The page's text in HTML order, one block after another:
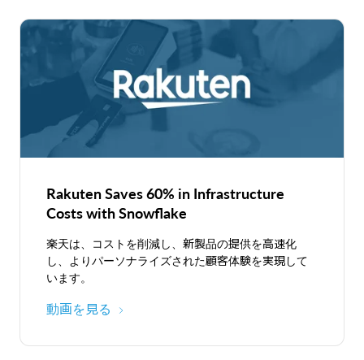
きます。
AutoMLプラットフォームでは、説明可能性、倫理的なAI
の検討、自動化されたプロセスと人間の専門知識や監視
を組み合わせたハイブリッドアプローチへの注力が進ん
Rakuten Saves 60% in Infrastructure
Costs with Snowflake
楽天は、コストを削減し、新製品の提供を高速化
し、よりパーソナライズされた顧客体験を実現して
います。
動画を見る